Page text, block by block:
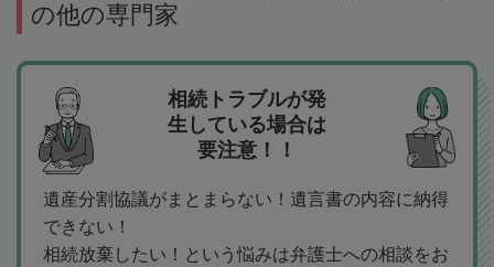
の他の専門家
相続トラブルが発
生している場合は
要注意！！
遺産分割協議がまとまらない！遺言書の内容に納得
できない！
相続放棄したい！という悩みは弁護士への相談をお